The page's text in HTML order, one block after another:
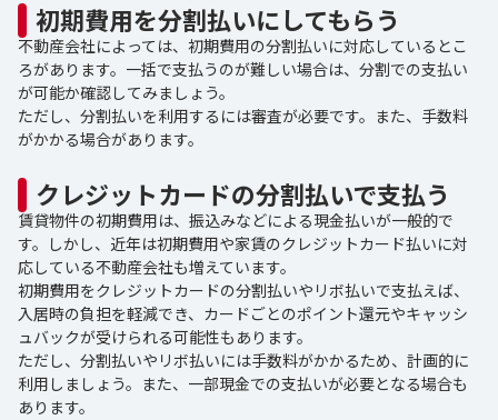
初期費用を分割払いにしてもらう
不動産会社によっては、初期費用の分割払いに対応しているとこ
ろがあります。一括で支払うのが難しい場合は、分割での支払い
が可能か確認してみましょう。
ただし、分割払いを利用するには審査が必要です。また、手数料
がかかる場合があります。
クレジットカードの分割払いで支払う
賃貸物件の初期費用は、振込みなどによる現金払いが一般的で
す。しかし、近年は初期費用や家賃のクレジットカード払いに対
応している不動産会社も増えています。
初期費用をクレジットカードの分割払いやリボ払いで支払えば、
入居時の負担を軽減でき、カードごとのポイント還元やキャッシ
ュバックが受けられる可能性もあります。
ただし、分割払いやリボ払いには手数料がかかるため、計画的に
利用しましょう。また、一部現金での支払いが必要となる場合も
あります。